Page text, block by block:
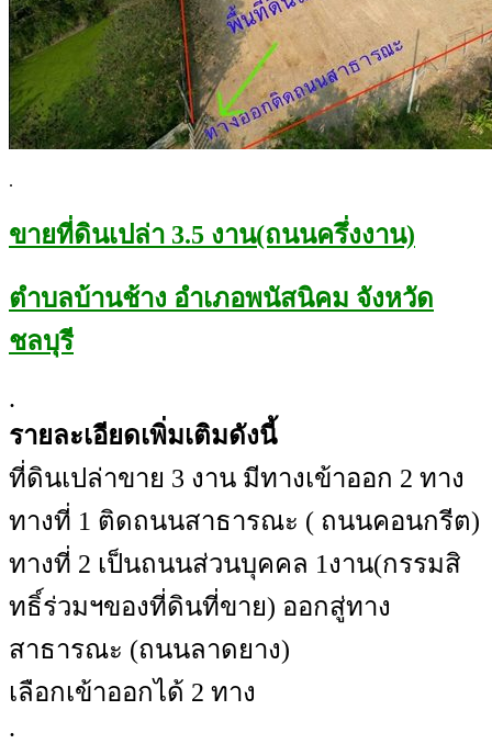
.
ขายที่ดินเปล่า 3.5 งาน(ถนนครึ่งงาน)
ตำบลบ้านช้าง อำเภอพนัสนิคม จังหวัด
ชลบุรี
.
รายละเอียดเพิ่มเติมดังนี้
ที่ดินเปล่าขาย 3 งาน มีทางเข้าออก 2 ทาง
ทางที่ 1 ติดถนนสาธารณะ ( ถนนคอนกรีต)
ทางที่ 2 เป็นถนนส่วนบุคคล 1งาน(กรรมสิ
ทธิ์ร่วมฯของที่ดินที่ขาย) ออกสู่ทาง
สาธารณะ (ถนนลาดยาง)
เลือกเข้าออกได้ 2 ทาง
.